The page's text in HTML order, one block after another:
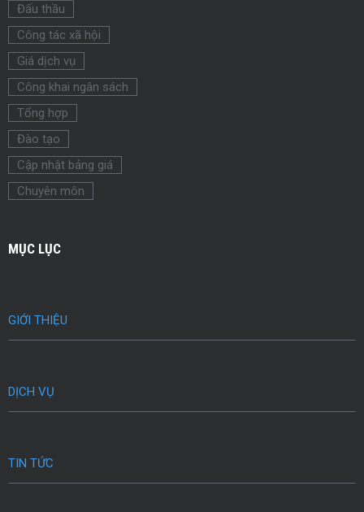
Đấu thầu
Công tác xã hội
Giá dịch vụ
Công khai ngân sách
Tổng hợp
Đào tạo
Cập nhật bảng giá
Chuyên môn
MỤC LỤC
GIỚI THIỆU
DỊCH VỤ
TIN TỨC